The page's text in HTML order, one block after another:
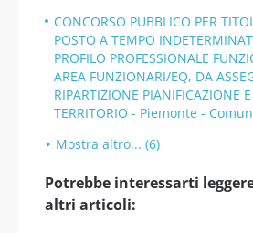
CONCORSO PUBBLICO PER
POSTO A TEMPO
PROFILO PROFESSIONALE
AREA FUNZIONARI/EQ, DA
RIPARTIZIONE PIANIFICAZIONE
TERRITORIO - Piemonte -
Mostra altro... (6)
Potrebbe interessarti
altri articoli: